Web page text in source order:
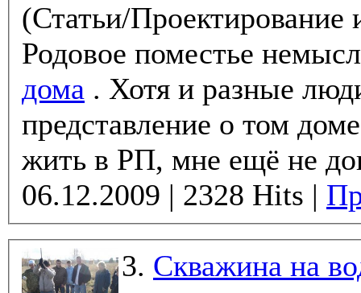
(Статьи/Проектирование
Родовое поместье
дома . Хотя и разные
представление о том
жить в РП, мне ещё не
06.12.2009 | 2328 Hits |
3. Скважина на